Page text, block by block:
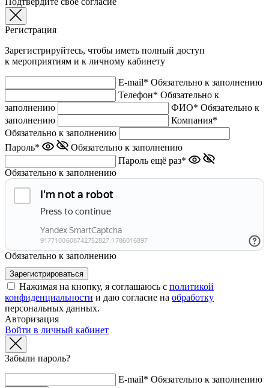
Регистрация
Зарегистрируйтесь, чтобы иметь полный доступ
к мероприятиям и к личному кабинету
E-mail* Обязательно к заполнению
Телефон* Обязательно к
заполнению
ФИО* Обязательно к
заполнению
Компания*
Обязательно к заполнению
Пароль*
Обязательно к заполнению
Пароль ещё раз*
Обязательно к заполнению
Обязательно к заполнению
Нажимая на кнопку, я соглашаюсь с политикой
конфиденциальности и даю согласие на обработку
персональных данных.
Авторизация
Войти в личный кабинет
Забыли пароль?
E-mail* Обязательно к заполнению